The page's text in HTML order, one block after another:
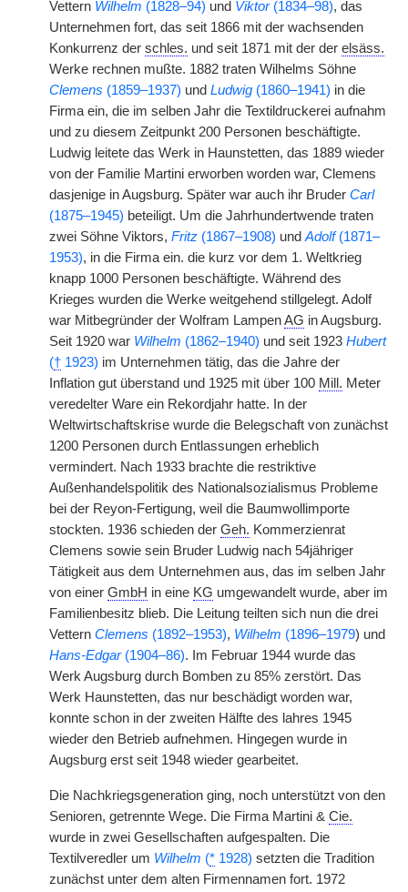
Vettern Wilhelm (1828–94) und Viktor(1834–98), das
Unternehmen fort, das seit 1866 mit der wachsenden
Konkurrenz der schles. und seit 1871 mit der der elsäss.
Werke rechnen mußte. 1882 traten Wilhelms Söhne
Clemens (1859–1937) und Ludwig (1860–1941) in die
Firma ein, die im selben Jahr die Textildruckerei aufnahm
und zu diesem Zeitpunkt 200 Personen beschäftigte.
Ludwig leitete das Werk in Haunstetten, das 1889 wieder
von der Familie Martini erworben worden war, Clemens
dasjenige in Augsburg. Später war auch ihr Bruder Carl
(1875–1945) beteiligt. Um die Jahrhundertwende traten
zwei Söhne Viktors, Fritz (1867–1908) und Adolf(1871–
1953), in die Firma ein. die kurz vor dem 1. Weltkrieg
knapp 1000 Personen beschäftigte. Während des
Krieges wurden die Werke weitgehend stillgelegt. Adolf
war Mitbegründer der Wolfram LampenAG in Augsburg.
Seit 1920 war Wilhelm (1862–1940) und seit 1923 Hubert
(† 1923) im Unternehmen tätig, das die Jahre der
Inflation gut überstand und 1925 mit über 100 Mill. Meter
veredelter Ware ein Rekordjahr hatte. In der
Weltwirtschaftskrise wurde die Belegschaft von zunächst
1200 Personen durch Entlassungen erheblich
vermindert. Nach 1933 brachte die restriktive
Außenhandelspolitik des Nationalsozialismus Probleme
bei der Reyon-Fertigung, weil die Baumwollimporte
stockten. 1936 schieden der Geh. Kommerzienrat
Clemens sowie sein Bruder Ludwig nach 54jähriger
Tätigkeit aus dem Unternehmen aus, das im selben Jahr
von einer GmbH in eine KG umgewandelt wurde, aber im
Familienbesitz blieb. Die Leitung teilten sich nun die drei
Vettern Clemens (1892–1953), Wilhelm (1896–1979) und
Hans-Edgar(1904–86). Im Februar 1944 wurde das
Werk Augsburg durch Bomben zu 85% zerstört. Das
Werk Haunstetten, das nur beschädigt worden war,
konnte schon in der zweiten Hälfte des lahres 1945
wieder den Betrieb aufnehmen. Hingegen wurde in
Augsburg erst seit 1948 wieder gearbeitet.
Die Nachkriegsgeneration ging, noch unterstützt von den
Senioren, getrennte Wege. Die Firma Martini & Cie.
wurde in zwei Gesellschaften aufgespalten. Die
Textilveredler um Wilhelm (* 1928) setzten die Tradition
zunächst unter dem alten Firmennamen fort. 1972